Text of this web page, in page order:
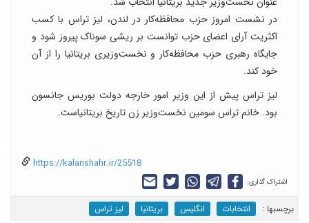
در نشست امروز حزب محافظه‌کار در لندن، لیز تراس با کسب
اکثریت آرای اعضای حزب توانست بر ریشی سوناک پیروز شود و
جایگاه رهبری حزب محافظه‌کار و نخست‌وزیری بریتانیا را از آن
خود کند.
لیز تراس پیش از این وزیر امور خارجه دولت بوریس جانسون
بود. خانم تراس سومین نخست‌وزیر زن تاریخ بریتانیاست.
https://kalanshahr.ir/25518
اشتراک گذاری:
برچسب‎ها : انتخابات انگلیس بریتانیا لیز تراس